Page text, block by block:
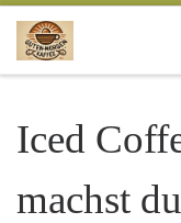
Zum Inhalt springen
Iced
machst